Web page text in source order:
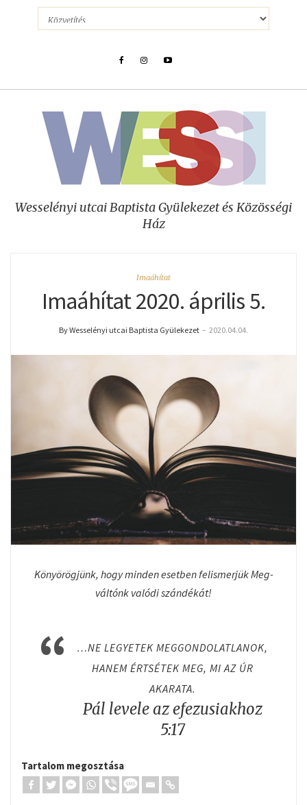
Wesselényi utcai Baptista Gyülekezet és Közösségi
Ház
Imaáhítat
Imaáhítat 2020. április 5.
By Wesselényi utcai Baptista Gyülekezet – 2020.04.04.
Könyörögjünk, hogy minden esetben felismerjük Meg­
váltónk valódi szándékát!
…NE LEGYETEK MEGGONDOLATLANOK,
HANEM ÉRTSÉTEK MEG, MI AZ ÚR
AKARATA.
Pál levele az efezusiakhoz
5:17
Tartalom megosztása